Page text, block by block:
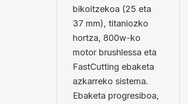
bikoitzekoa (25 eta
37 mm), titaniozko
hortza, 800w-ko
motor brushlessa eta
FastCutting ebaketa
azkarreko sistema.
Ebaketa progresiboa,